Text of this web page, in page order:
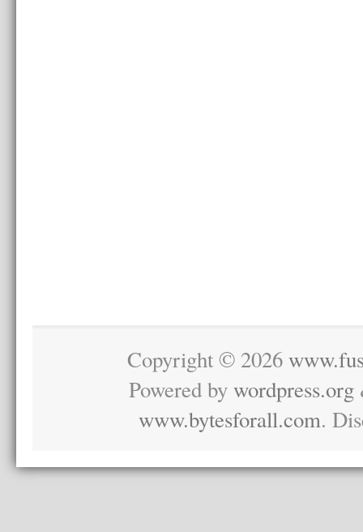
Copyright © 2026
Powered bywordpress.org
www.bytesforall.com.